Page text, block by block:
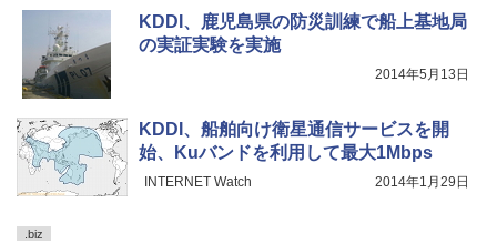
KDDI、鹿児島県の防災訓練で船上基地局
の実証実験を実施
2014年5月13日
KDDI、船舶向け衛星通信サービスを開
始、Kuバンドを利用して最大1Mbps
INTERNET Watch 2014年1月29日
.biz